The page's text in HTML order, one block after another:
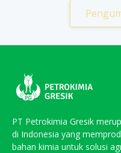
PT Petrokimia Gresik
di Indonesia yang
bahan kimia untuk solusi